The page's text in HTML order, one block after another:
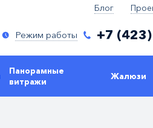
Блог
Режим работы +7
Панорамные
витражи
Жалюзи